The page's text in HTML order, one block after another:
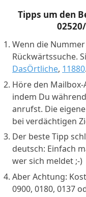
Tipps um den
Wenn die
Rückwärtssuche.
DasÖrtliche, 11880.
Höre den Mailbox-
indem Du
anrufst. Die
bei verdächtigen
Der beste Tipp
deutsch: Einfach
wer sich meldet ;-)
Aber Achtung:
0900, 0180, 0137